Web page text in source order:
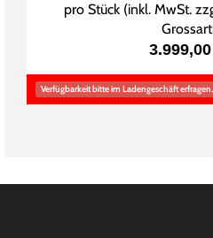
pro Stück (inkl. MwSt.
Verfügbarkeit bitte im Ladengeschäft erfragen.